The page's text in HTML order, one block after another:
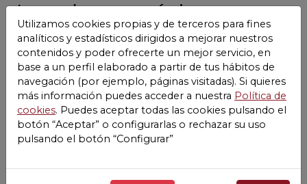
Los datos mínimos para
la correcta prestación de
los serviciosAge Girona
Nos gusta la transparencia y que nuestros usuarios y sus
datos se encuentren protegidos, es por ello que
informamos de los datos mínimos necesarios para que
nuestros servicios puedan funcionar.
Términos y condiciones y la política de
Utilizamos cookies propias y de terceros para fines
analíticos y estadísticos dirigidos a mejorar nuestros
contenidos y poder ofrecerte un mejor servicio, en
base a un perfil elaborado a partir de tus hábitos de
navegación (por ejemplo, páginas visitadas). Si quieres
más información puedes acceder a nuestra Política de
cookies. Puedes aceptar todas las cookies pulsando el
botón “Aceptar” o configurarlas o rechazar su uso
pulsando el botón “Configurar”